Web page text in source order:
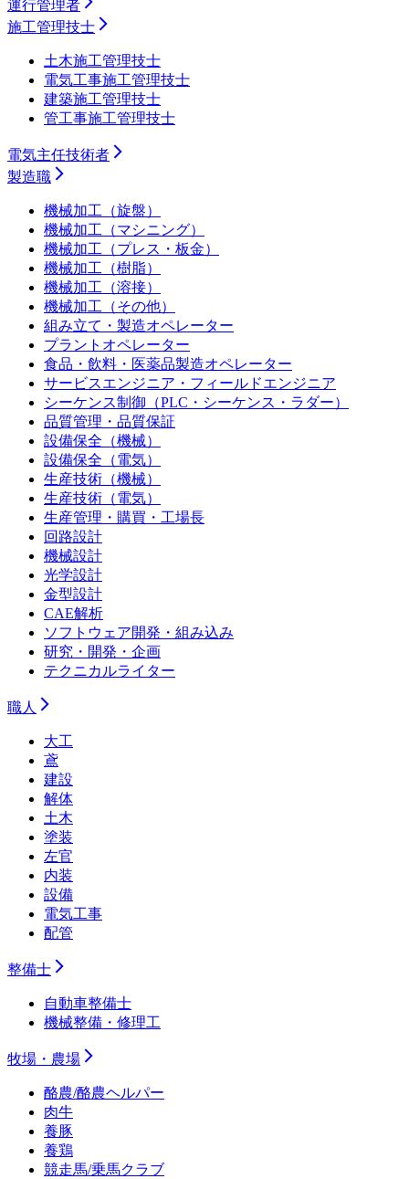
運行管理者
施工管理技士
土木施工管理技士
電気工事施工管理技士
建築施工管理技士
管工事施工管理技士
電気主任技術者
製造職
機械加工（旋盤）
機械加工（マシニング）
機械加工（プレス・板金）
機械加工（樹脂）
機械加工（溶接）
機械加工（その他）
組み立て・製造オペレーター
プラントオペレーター
食品・飲料・医薬品製造オペレーター
サービスエンジニア・フィールドエンジニア
シーケンス制御（PLC・シーケンス・ラダー）
品質管理・品質保証
設備保全（機械）
設備保全（電気）
生産技術（機械）
生産技術（電気）
生産管理・購買・工場長
回路設計
機械設計
光学設計
金型設計
CAE解析
ソフトウェア開発・組み込み
研究・開発・企画
テクニカルライター
職人
大工
鳶
建設
解体
土木
塗装
左官
内装
設備
電気工事
配管
整備士
自動車整備士
機械整備・修理工
牧場・農場
酪農/酪農ヘルパー
肉牛
養豚
養鶏
競走馬/乗馬クラブ